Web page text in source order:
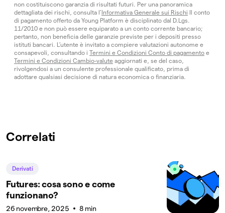
non costituiscono garanzia di risultati futuri. Per una panoramica
dettagliata dei rischi, consulta l’Informativa Generale sui Rischi Il conto
di pagamento offerto da Young Platform è disciplinato dal D.Lgs.
11/2010 e non può essere equiparato a un conto corrente bancario;
pertanto, non beneficia delle garanzie previste per i depositi presso
istituti bancari. L’utente è invitato a compiere valutazioni autonome e
consapevoli, consultando i Termini e Condizioni Conto di pagamento e
Termini e Condizioni Cambio-valute aggiornati e, se del caso,
rivolgendosi a un consulente professionale qualificato, prima di
adottare qualsiasi decisione di natura economica o finanziaria.
Correlati
Derivati
Futures: cosa sono e come
funzionano?
26 novembre, 2025 8 min